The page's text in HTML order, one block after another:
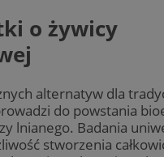
o żywicy
alternatyw dla
do powstania
lnianego. Badania
stworzenia